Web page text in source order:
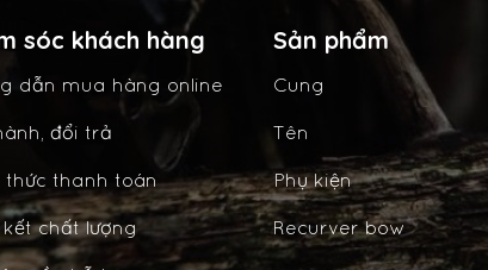
sóc khách hàng
dẫn mua hàng online
đổi trả
thức thanh toán
chất lượng
Sản phẩm
Cung
Tên
Phụ kiện
Recurver bow